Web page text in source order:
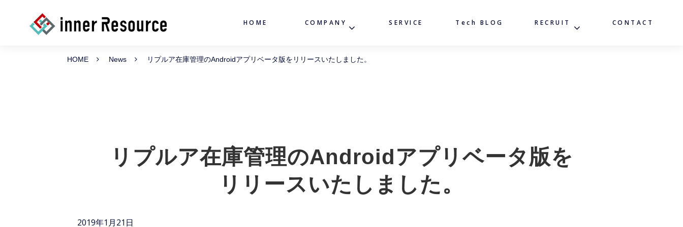
HOME COMPANY SERVICE Tech BLOG RECRUIT CONTACT
HOME News リプルア在庫管理のAndroidアプリベータ版をリリースいたしました。
リプルア在庫管理のAndroidアプリベータ版を
リリースいたしました。
2019年1月21日